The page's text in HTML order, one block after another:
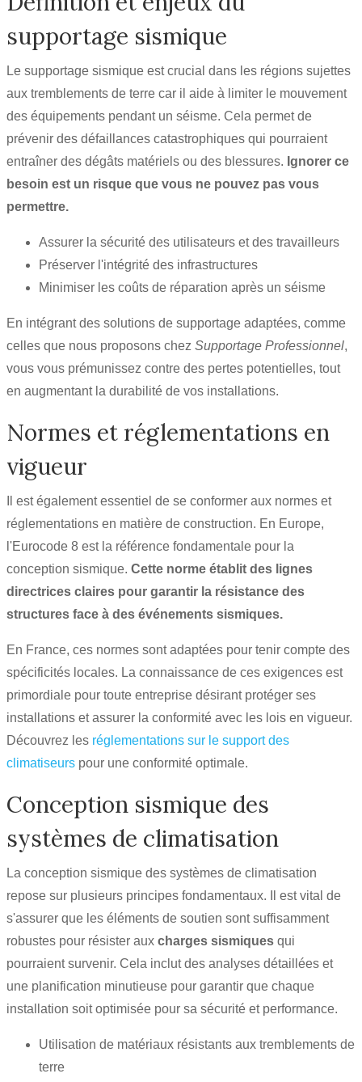
supportage sismique
Le supportage sismique est crucial dans les régions sujettes
aux tremblements de terre car il aide à limiter le mouvement
des équipements pendant un séisme. Cela permet de
prévenir des défaillances catastrophiques qui pourraient
entraîner des dégâts matériels ou des blessures. Ignorer ce
besoin est un risque que vous ne pouvez pas vous
permettre.
Assurer la sécurité des utilisateurs et des travailleurs
Préserver l'intégrité des infrastructures
Minimiser les coûts de réparation après un séisme
En intégrant des solutions de supportage adaptées, comme
celles que nous proposons chez Supportage Professionnel,
vous vous prémunissez contre des pertes potentielles, tout
en augmentant la durabilité de vos installations.
Normes et réglementations en
vigueur
Il est également essentiel de se conformer aux normes et
réglementations en matière de construction. En Europe,
l'Eurocode 8 est la référence fondamentale pour la
conception sismique. Cette norme établit des lignes
directrices claires pour garantir la résistance des
structures face à des événements sismiques.
En France, ces normes sont adaptées pour tenir compte des
spécificités locales. La connaissance de ces exigences est
primordiale pour toute entreprise désirant protéger ses
installations et assurer la conformité avec les lois en vigueur.
Découvrez les réglementations sur le support des
climatiseurs pour une conformité optimale.
Conception sismique des
systèmes de climatisation
La conception sismique des systèmes de climatisation
repose sur plusieurs principes fondamentaux. Il est vital de
s'assurer que les éléments de soutien sont suffisamment
robustes pour résister aux charges sismiques qui
pourraient survenir. Cela inclut des analyses détaillées et
une planification minutieuse pour garantir que chaque
installation soit optimisée pour sa sécurité et performance.
Utilisation de matériaux résistants aux tremblements de
terre